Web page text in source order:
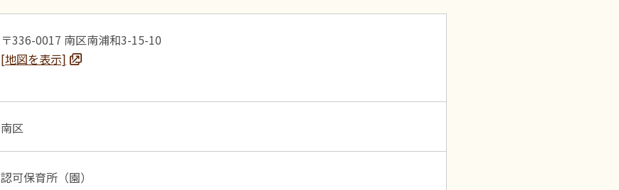
〒336-0017 南区南浦和3-15-10
[地図を表示]
南区
認可保育所（園）